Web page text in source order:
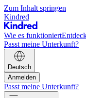
Zum Inhalt springen
Kindred
Wie es funktioniert
Passt meine Unterkunft?
Deutsch
Anmelden
Passt meine Unterkunft?